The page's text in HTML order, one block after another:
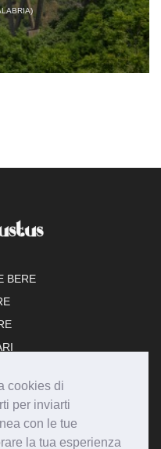
cookies di
per inviarti
con le tue
la tua esperienza
BERE